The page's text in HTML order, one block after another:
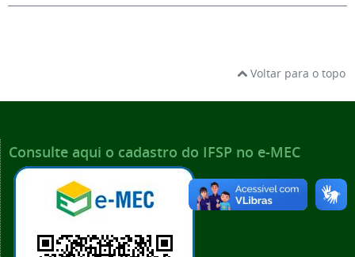
Voltar para o topo
Consulte aqui o cadastro do IFSP no e-MEC